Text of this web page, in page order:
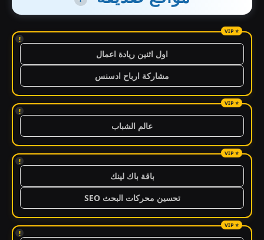
!
اول اثنين ريادة اعمال
مشاركة ارباح ادسنس
!
عالم الشباب
!
باقة باك لينك
تحسين محركات البحث SEO
!